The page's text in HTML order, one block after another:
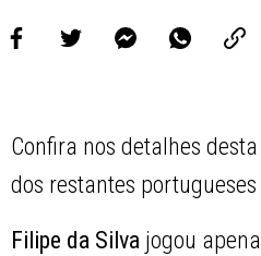
Confira nos detalhes
dos restantes
Filipe da Silva jogou